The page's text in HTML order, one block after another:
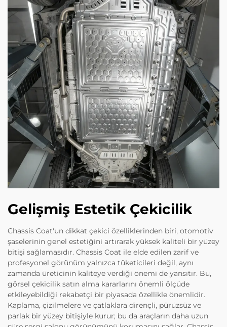
Gelişmiş Estetik Çekicilik
Chassis Coat'un dikkat çekici özelliklerinden biri, otomotiv
şaselerinin genel estetiğini artırarak yüksek kaliteli bir yüzey
bitişi sağlamasıdır. Chassis Coat ile elde edilen zarif ve
profesyonel görünüm yalnızca tüketicileri değil, aynı
zamanda üreticinin kaliteye verdiği önemi de yansıtır. Bu,
görsel çekicilik satın alma kararlarını önemli ölçüde
etkileyebildiği rekabetçi bir piyasada özellikle önemlidir.
Kaplama, çizilmelere ve çatlaklara dirençli, pürüzsüz ve
parlak bir yüzey bitişiyle kurur; bu da araçların daha uzun